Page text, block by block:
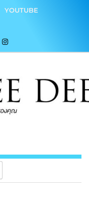
YOUTUBE